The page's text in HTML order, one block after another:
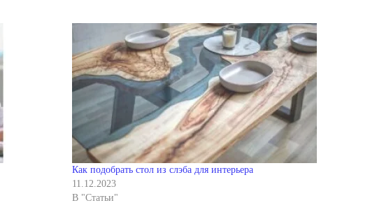
Как подобрать стол из слэба для интерьера
11.12.2023
В "Статьи"